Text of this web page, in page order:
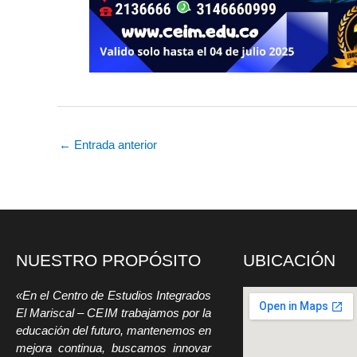
← Entrada anterior
NUESTRO PROPÓSITO
«En el Centro de Estudios Integrados
El Mariscal – CEIM trabajamos por la
educación del futuro, mantenemos en
mejora continua, buscamos innovar
UBICACIÓN